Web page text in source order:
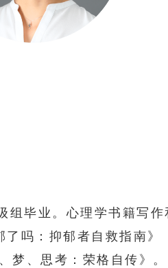
毕业。心理学书籍写
吗：抑郁者自救指南
梦、思考：荣格自传》。